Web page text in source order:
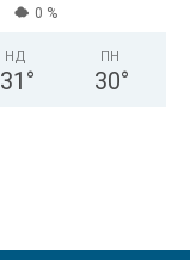
0 %
НД
31 °
ПН
30°